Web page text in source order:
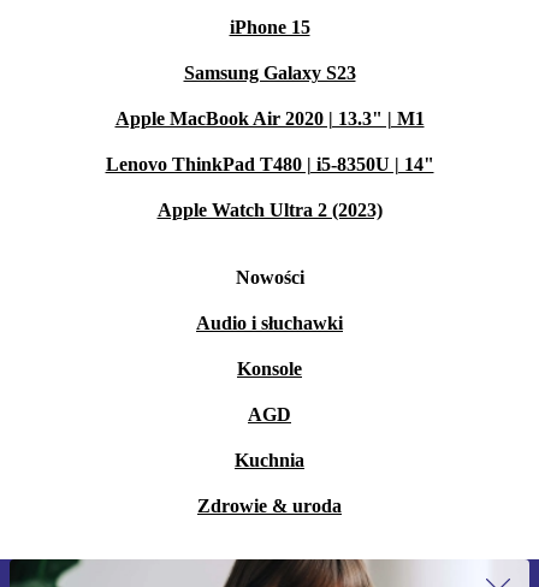
iPhone 15
Samsung Galaxy S23
Apple MacBook Air 2020 | 13.3" | M1
Lenovo ThinkPad T480 | i5-8350U | 14"
Apple Watch Ultra 2 (2023)
Nowości
Audio i słuchawki
Konsole
AGD
Kuchnia
Zdrowie & uroda